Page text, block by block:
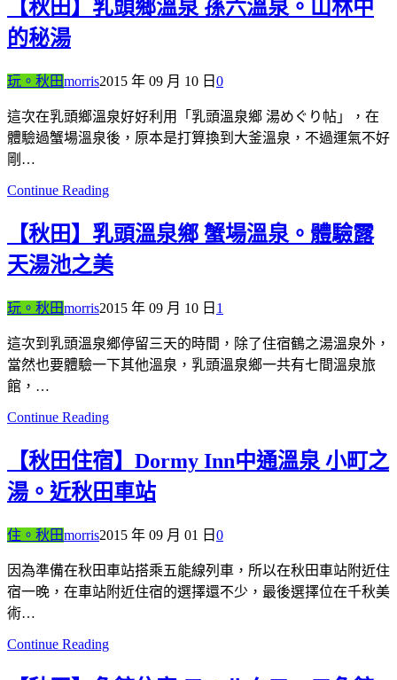
【秋田】乳頭鄉溫泉 孫六溫泉。山林中
的秘湯
玩。秋田morris2015 年 09 月 10 日 0
這次在乳頭鄉溫泉好好利用「乳頭溫泉鄉 湯めぐり帖」，在
體驗過蟹場溫泉後，原本是打算換到大釜溫泉，不過運氣不好
剛…
Continue Reading
【秋田】乳頭溫泉鄉 蟹場溫泉。體驗露
天湯池之美
玩。秋田morris2015 年 09 月 10 日 1
這次到乳頭溫泉鄉停留三天的時間，除了住宿鶴之湯溫泉外，
當然也要體驗一下其他溫泉，乳頭溫泉鄉一共有七間溫泉旅
館，…
Continue Reading
【秋田住宿】Dormy Inn中通溫泉 小町之
湯。近秋田車站
住。秋田morris2015 年 09 月 01 日 0
因為準備在秋田車站搭乘五能線列車，所以在秋田車站附近住
宿一晚，在車站附近住宿的選擇還不少，最後選擇位在千秋美
術…
Continue Reading